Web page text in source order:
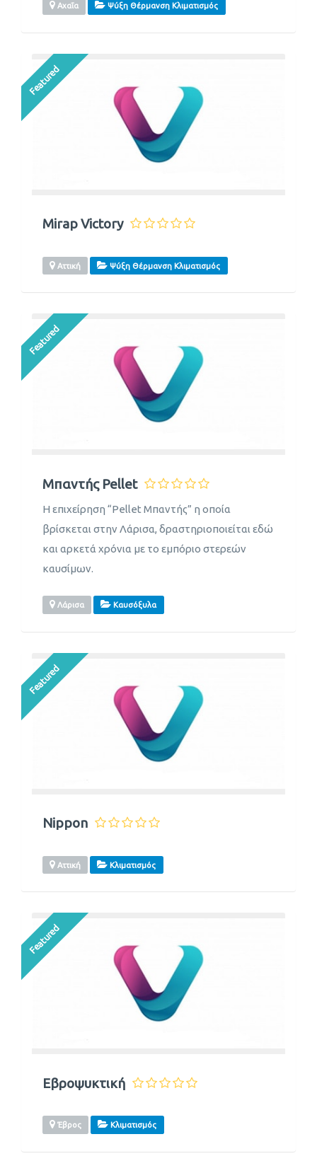
Αχαΐα Ψύξη Θέρμανση Κλιματισμός
Featured
Mirap Victory
Αττική Ψύξη Θέρμανση Κλιματισμός
Featured
Μπαντής Pellet
Η επιχείρηση “Pellet Μπαντής” η οποία
βρίσκεται στην Λάρισα, δραστηριοποιείται εδώ
και αρκετά χρόνια με το εμπόριο στερεών
καυσίμων.
Λάρισα Καυσόξυλα
Featured
Nippon
Αττική Κλιματισμός
Featured
Εβροψυκτική
Έβρος Κλιματισμός